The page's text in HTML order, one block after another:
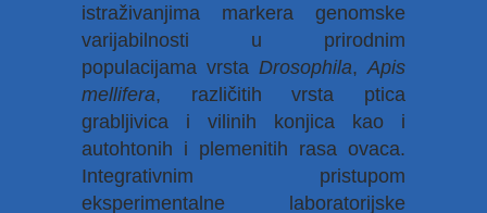
istraživanjima markera genomske
varijabilnosti u prirodnim
populacijama vrsta Drosophila,Apis
mellifera, različitih vrsta ptica
grabljivica i vilinih konjica kao i
autohtonih i plemenitih rasa ovaca.
Integrativnim pristupom
eksperimentalne laboratorijske